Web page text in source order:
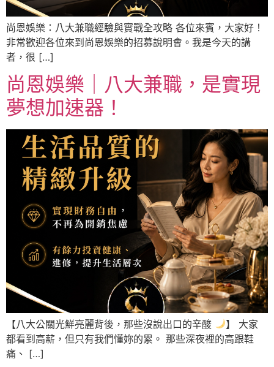
尚恩娛樂：八大兼職經驗與實戰全攻略 各位來賓，大家好！
非常歡迎各位來到尚恩娛樂的招募說明會。我是今天的講
者，很 […]
尚恩娛樂｜八大兼職，是實現
夢想加速器！
【八大公關光鮮亮麗背後，那些沒說出口的辛酸
】 大家
都看到高薪，但只有我們懂妳的累。 那些深夜裡的高跟鞋
痛、 […]